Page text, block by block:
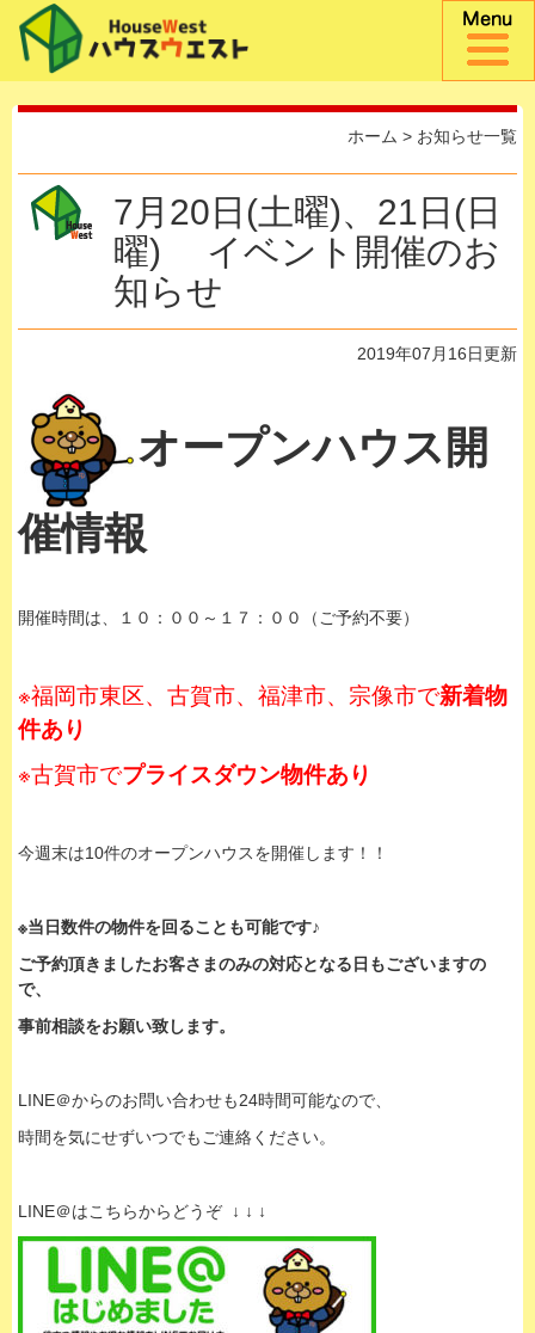
ホーム > お知らせ一覧
7月20日(土曜)、21日(日
曜) イベント開催のお
知らせ
2019年07月16日更新
オープンハウス開
催情報
開催時間は、１０：００～１７：００（ご予約不要）
※福岡市東区、古賀市、福津市、宗像市で新着物
件あり
※古賀市でプライスダウン物件あり
今週末は10件のオープンハウスを開催します！！
※当日数件の物件を回ることも可能です♪
ご予約頂きましたお客さまのみの対応となる日もございますの
で、
事前相談をお願い致します。
LINE＠からのお問い合わせも24時間可能なので、
時間を気にせずいつでもご連絡ください。
LINE＠はこちらからどうぞ ↓ ↓ ↓